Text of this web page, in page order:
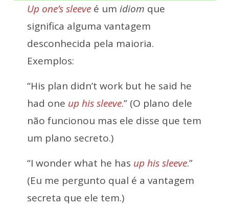
Up one’s sleeveé um idiom que
significa alguma vantagem
desconhecida pela maioria.
Exemplos:
“His plan didn’t work but he said he
had one up his sleeve.” (O plano dele
não funcionou mas ele disse que tem
um plano secreto.)
“I wonder what he has up his sleeve.”
(Eu me pergunto qual é a vantagem
secreta que ele tem.)